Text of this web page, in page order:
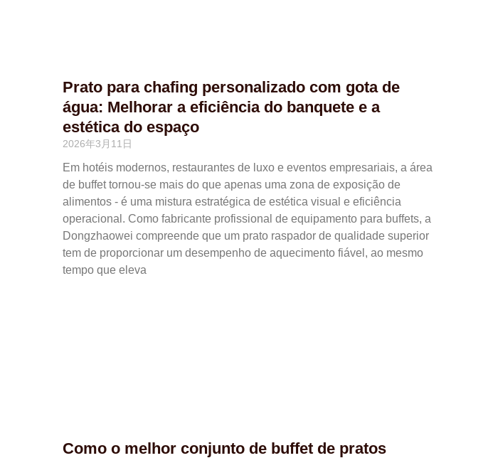
Prato para chafing personalizado com gota de
água: Melhorar a eficiência do banquete e a
estética do espaço
2026年3月11日
Em hotéis modernos, restaurantes de luxo e eventos empresariais, a área
de buffet tornou-se mais do que apenas uma zona de exposição de
alimentos - é uma mistura estratégica de estética visual e eficiência
operacional. Como fabricante profissional de equipamento para buffets, a
Dongzhaowei compreende que um prato raspador de qualidade superior
tem de proporcionar um desempenho de aquecimento fiável, ao mesmo
tempo que eleva
Como o melhor conjunto de buffet de pratos